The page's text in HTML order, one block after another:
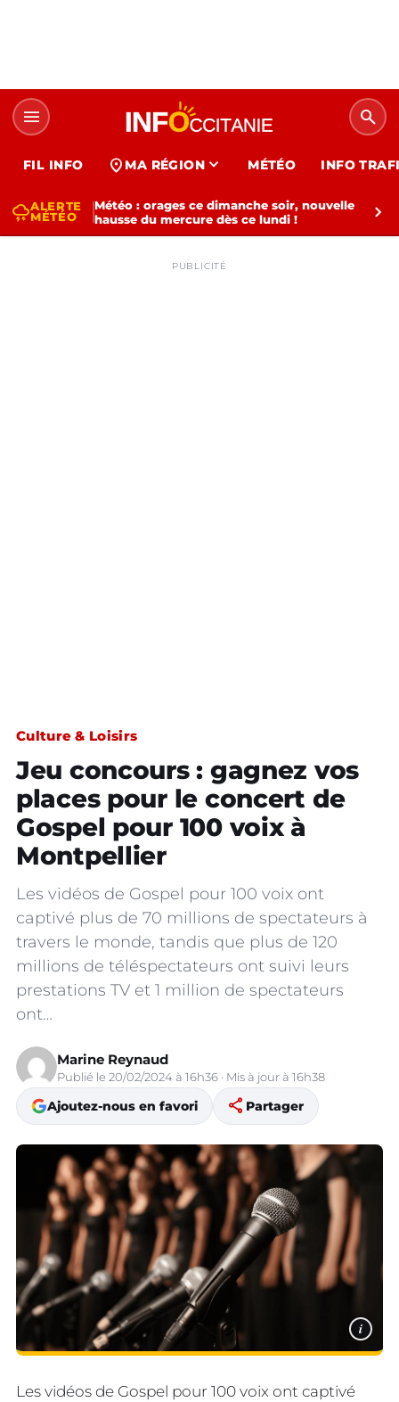
menu search
FIL INFO location_on MA RÉGION expand_more MÉTÉO INFO
thunderstormALERTE
MÉTÉO
Météo : orages ce dimanche soir, nouvelle
hausse du mercure dès ce lundi !
chevron_right
PUBLICITÉ
Culture & Loisirs
Jeu concours : gagnez vos
places pour le concert de
Gospel pour 100 voix à
Montpellier
Les vidéos de Gospel pour 100 voix ont
captivé plus de 70 millions de spectateurs à
travers le monde, tandis que plus de 120
millions de téléspectateurs ont suivi leurs
prestations TV et 1 million de spectateurs
ont…
Marine Reynaud
Publié le 20/02/2024 à 16h36 · Mis à jour à 16h38
Ajoutez-nous en favori share Partager
i
Les vidéos de Gospel pour 100 voix ont captivé